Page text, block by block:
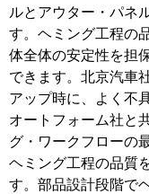
ルとアウター・パネ
す。ヘミング工程の
体全体の安定性を担
できます。北京汽車
アップ時に、よく不
オートフォーム社と
グ・ワークフローの
ヘミング工程の品質
す。部品設計段階で